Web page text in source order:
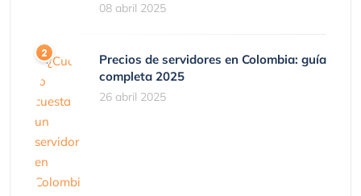
08 abril 2025
Precios de servidores en Colombia: guía
completa 2025
26 abril 2025